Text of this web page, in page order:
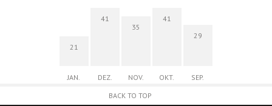
21
JAN.
41
DEZ.
35
NOV.
41
OKT.
29
SEP.
BACK TO TOP